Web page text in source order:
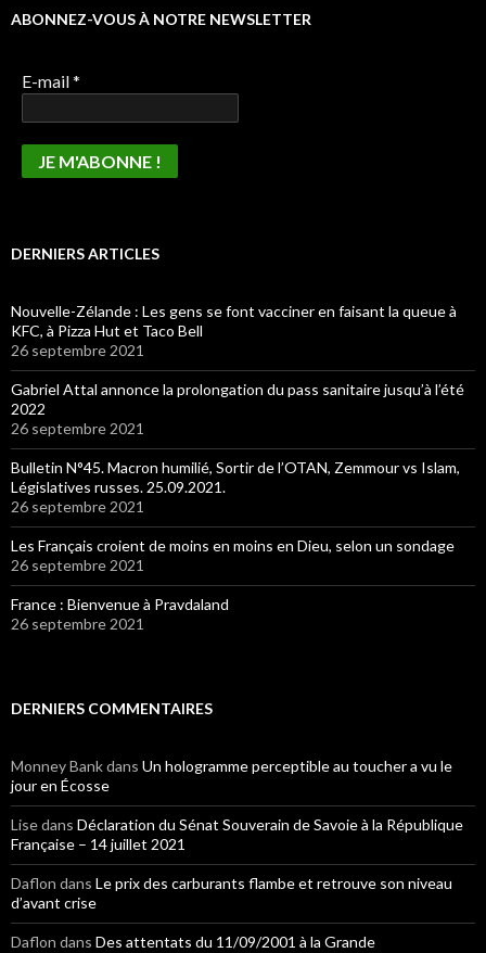
ABONNEZ-VOUS À NOTRE NEWSLETTER
E-mail*
DERNIERS ARTICLES
Nouvelle-Zélande : Les gens se font vacciner en faisant la queue à
KFC, à Pizza Hut et Taco Bell
26 septembre 2021
Gabriel Attal annonce la prolongation du pass sanitaire jusqu’à l’été
2022
26 septembre 2021
Bulletin N°45. Macron humilié, Sortir de l’OTAN, Zemmour vs Islam,
Législatives russes. 25.09.2021.
26 septembre 2021
Les Français croient de moins en moins en Dieu, selon un sondage
26 septembre 2021
France : Bienvenue à Pravdaland
26 septembre 2021
DERNIERS COMMENTAIRES
Monney Bankdans Un hologramme perceptible au toucher a vu le
jour en Écosse
Lisedans Déclaration du Sénat Souverain de Savoie à la République
Française – 14 juillet 2021
Daflon dans Le prix des carburants flambe et retrouve son niveau
d’avant crise
Daflon dans Des attentats du 11/09/2001 à la Grande